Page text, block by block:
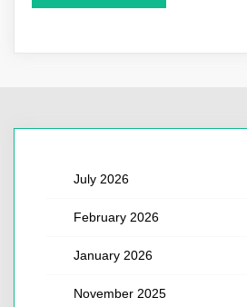
July 2026
February 2026
January 2026
November 2025